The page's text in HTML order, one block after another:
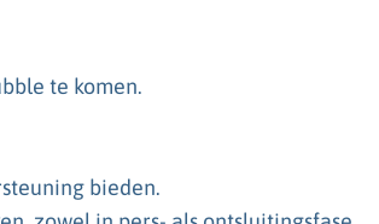
te komen.
bieden.